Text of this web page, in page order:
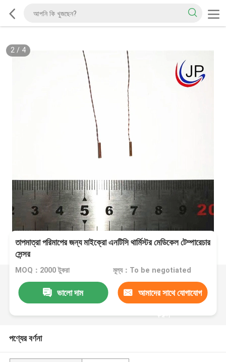
2/ 4
তাপমাত্রা পরিমাপের জন্য মাইক্রো এনটিসি থার্মিস্টর মেডিকেল টেম্পারেচার
সেন্সর
MOQ：2000 টুকরা মূল্য：To be negotiated
ভালো দাম আমাদের সাথে যোগাযোগ
করুন
পণ্যের বর্ণনা